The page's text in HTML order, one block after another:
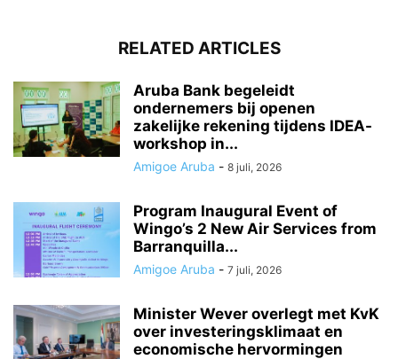
RELATED ARTICLES
Aruba Bank begeleidt
ondernemers bij openen
zakelijke rekening tijdens IDEA-
workshop in...
Amigoe Aruba - 8 juli, 2026
Program Inaugural Event of
Wingo’s 2 New Air Services from
Barranquilla...
Amigoe Aruba - 7 juli, 2026
Minister Wever overlegt met KvK
over investeringsklimaat en
economische hervormingen